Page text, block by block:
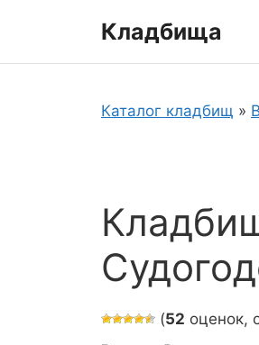
Кладбища
Каталог кладбищ »
(52 оценок,